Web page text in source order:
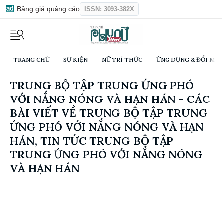
Bảng giá quảng cáo ISSN: 3093-382X
TRANG CHỦ SỰ KIỆN NỮ TRÍ THỨC ỨNG DỤNG & ĐỔI
TRUNG BỘ TẬP TRUNG ỨNG PHÓ
VỚI NẮNG NÓNG VÀ HẠN HÁN - CÁC
BÀI VIẾT VỀ TRUNG BỘ TẬP TRUNG
ỨNG PHÓ VỚI NẮNG NÓNG VÀ HẠN
HÁN, TIN TỨC TRUNG BỘ TẬP
TRUNG ỨNG PHÓ VỚI NẮNG NÓNG
VÀ HẠN HÁN